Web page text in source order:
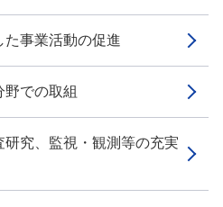
事業活動の促進
での取組
究、監視・観測等の充実